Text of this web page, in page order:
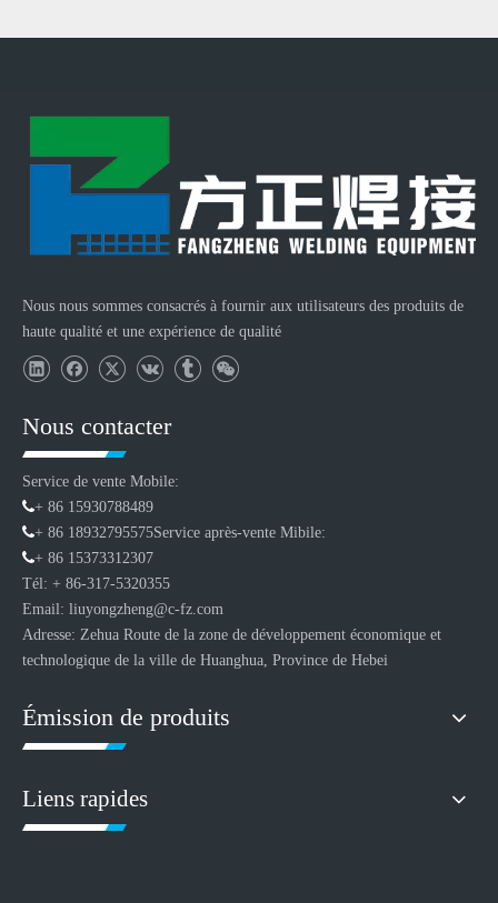
Nous nous sommes consacrés à fournir aux utilisateurs des produits de
haute qualité et une expérience de qualité
Nous contacter
Service de vente Mobile:
+ 86 15930788489
+ 86 18932795575Service après-vente Mibile:
+ 86 15373312307
Tél: + 86-317-5320355
Email: liuyongzheng@c-fz.com
Adresse: Zehua Route de la zone de développement économique et
technologique de la ville de Huanghua, Province de Hebei
Émission de produits
Liens rapides